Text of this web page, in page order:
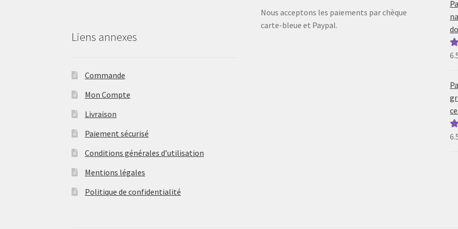
Liens annexes
Commande
Mon Compte
Livraison
Paiement sécurisé
Conditions générales d’utilisation
Mentions légales
Politique de confidentialité
Nous acceptons les paiements par chèque
carte-bleue et Paypal.